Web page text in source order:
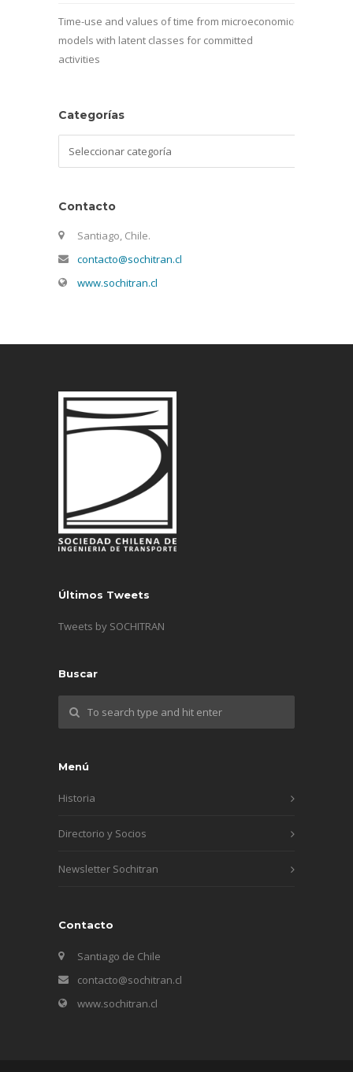
Time-use and values of time from microeconomic
models with latent classes for committed
activities
Categorías
Contacto
Santiago, Chile.
contacto@sochitran.cl
www.sochitran.cl
Últimos Tweets
Tweets by SOCHITRAN
Buscar
Menú
Historia
Directorio y Socios
Newsletter Sochitran
Contacto
Santiago de Chile
contacto@sochitran.cl
www.sochitran.cl